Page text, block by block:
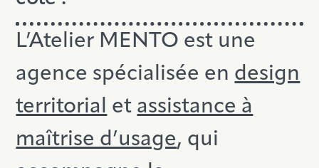
L’Atelier MENTO est une
agence spécialisée en design
territorial et assistance à
maîtrise d’usage, qui